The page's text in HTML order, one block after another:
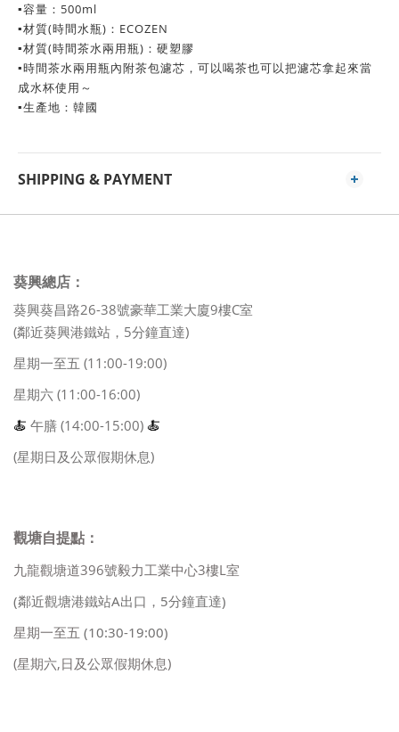
▪️容量：500ml
▪️材質(時間水瓶)：ECOZEN
▪️材質(時間茶水兩用瓶)：硬塑膠
▪️時間茶水兩用瓶內附茶包濾芯，可以喝茶也可以把濾芯拿起來當
成水杯使用～
▪️生產地：韓國
SHIPPING & PAYMENT
葵興總店：
葵興葵昌路26-38號豪華工業大廈9樓C室
(鄰近葵興港鐵站，5分鐘直達)
星期一至五 (11:00-19:00)
星期六 (11:00-16:00)
🍝 午膳 (14:00-15:00) 🍝
(星期日及公眾假期休息)
觀塘自提點：
九龍觀塘道396號毅力工業中心3樓L室
(鄰近觀塘港鐵站A出口，5分鐘直達)
星期一至五 (10:30-19:00)
(星期六,日及公眾假期休息)